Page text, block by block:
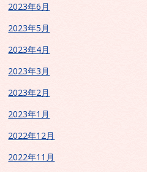
2023年6月
2023年5月
2023年4月
2023年3月
2023年2月
2023年1月
2022年12月
2022年11月